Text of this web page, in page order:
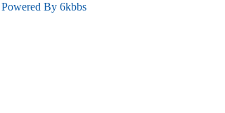
Powered By 6kbbs